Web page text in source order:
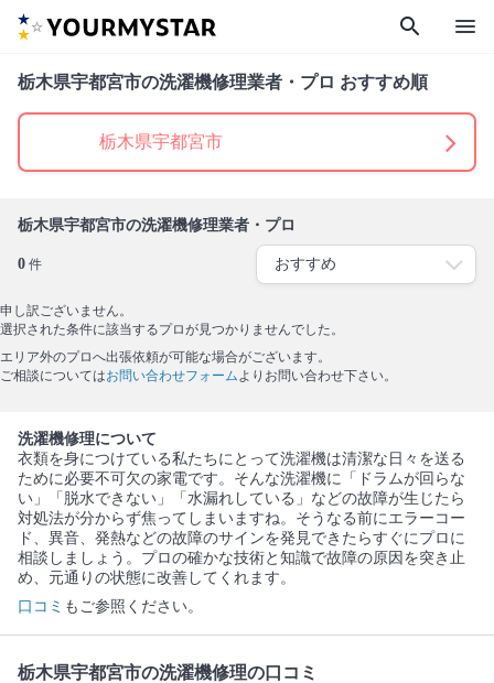
search menu
栃木県宇都宮市の洗濯機修理業者・プロ おすすめ順
栃木県宇都宮市
栃木県宇都宮市の洗濯機修理業者・プロ
0 件
申し訳ございません。
選択された条件に該当するプロが見つかりませんでした。
エリア外のプロへ出張依頼が可能な場合がございます。
ご相談についてはお問い合わせフォームよりお問い合わせ下さい。
洗濯機修理について
衣類を身につけている私たちにとって洗濯機は清潔な日々を送る
ために必要不可欠の家電です。そんな洗濯機に「ドラムが回らな
い」「脱水できない」「水漏れしている」などの故障が生じたら
対処法が分からず焦ってしまいますね。そうなる前にエラーコー
ド、異音、発熱などの故障のサインを発見できたらすぐにプロに
相談しましょう。プロの確かな技術と知識で故障の原因を突き止
め、元通りの状態に改善してくれます。
口コミ もご参照ください。
栃木県宇都宮市の洗濯機修理の口コミ